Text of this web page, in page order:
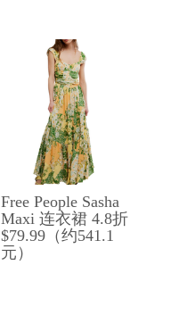
Free People Sasha
Maxi 连衣裙 4.8折
$79.99（约541.1
元）